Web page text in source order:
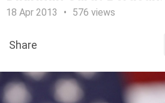
18 Apr 2013 576 views
LOGIN
Share